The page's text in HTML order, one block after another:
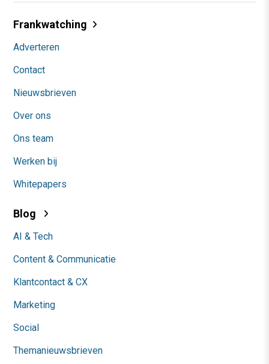
Frankwatching
Adverteren
Contact
Nieuwsbrieven
Over ons
Ons team
Werken bij
Whitepapers
Blog
AI & Tech
Content & Communicatie
Klantcontact & CX
Marketing
Social
Themanieuwsbrieven